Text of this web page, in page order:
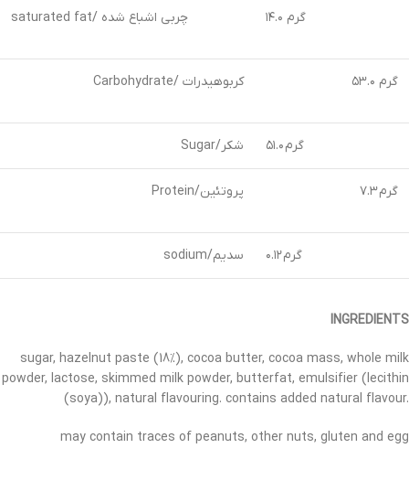
۱۴.۰ گرم saturated fat/ چربی اشباع شده
گرم ۵۳.۰ Carbohydrate/ کربوهیدرات
۵۱.۰ گرم شکر/Sugar
گرم ۷.۳ پروتئین/Protein
۰.۱۲ گرم سدیم/sodium
INGREDIENTS
sugar, hazelnut paste (18%), cocoa butter, cocoa mass, whole milk
powder, lactose, skimmed milk powder, butterfat, emulsifier (lecithin
(soya)), natural flavouring. contains added natural flavour.
may contain traces of peanuts, other nuts, gluten and egg